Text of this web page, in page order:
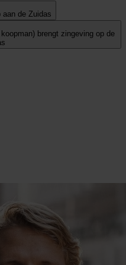
aan de Zuidas
brengt zingeving op de